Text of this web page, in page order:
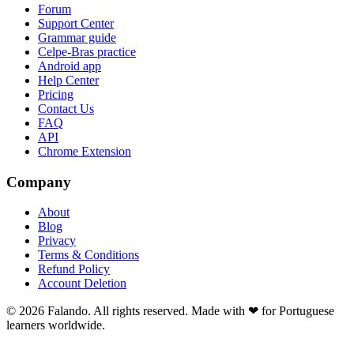
Forum
Support Center
Grammar guide
Celpe-Bras practice
Android app
Help Center
Pricing
Contact Us
FAQ
API
Chrome Extension
Company
About
Blog
Privacy
Terms & Conditions
Refund Policy
Account Deletion
© 2026 Falando. All rights reserved. Made with ❤ for Portuguese
learners worldwide.